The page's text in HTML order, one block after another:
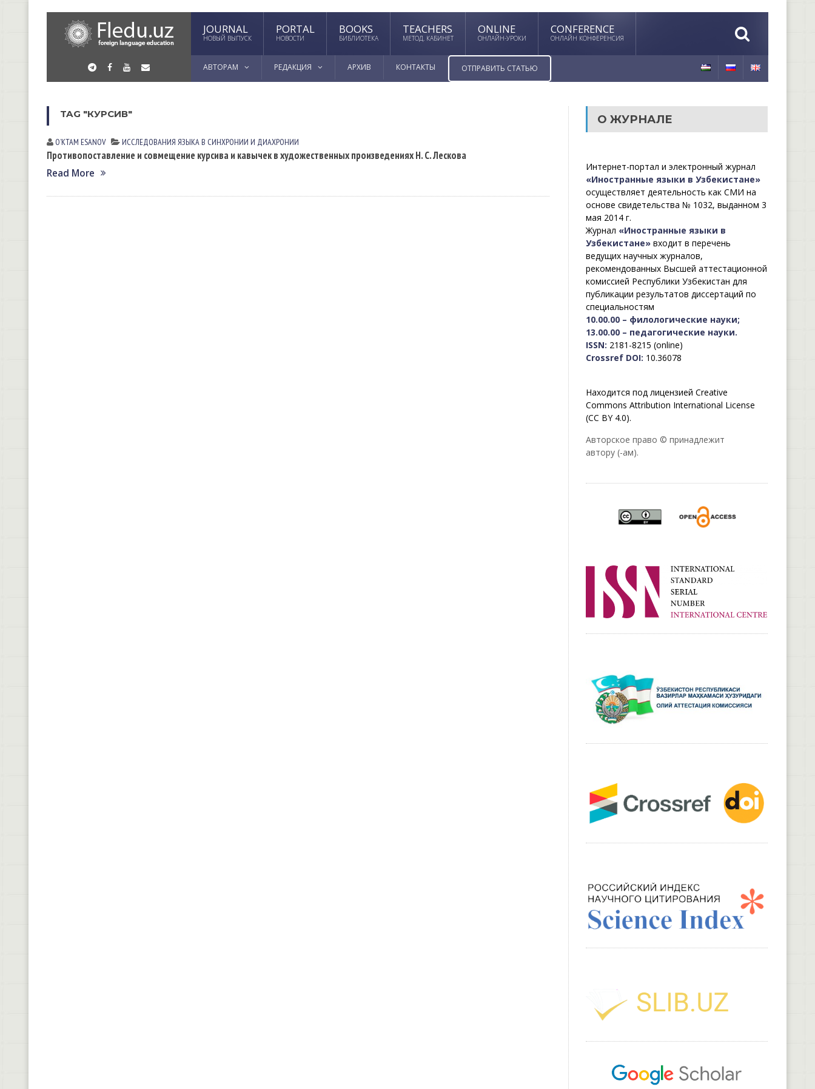
JOURNAL
НОВЫЙ ВЫПУСК
PORTAL
НОВОСТИ
BOOKS
БИБЛИОТЕКА
TEACHERS
МЕТОД. КАБИНЕТ
ONLINE
ОНЛАЙН-УРОКИ
CONFERENCE
ОНЛАЙН КОНФЕРЕНСИЯ
АВТОРАМ РЕДАКЦИЯ АРХИВ КОНТАКТЫ ОТПРАВИТЬ СТАТЬЮ
TAG "КУРСИВ"
OʼKTAM ESАNOV ИССЛЕДОВАНИЯ ЯЗЫКА В СИНХРОНИИ И ДИАХРОНИИ
Противопоставление и совмещение курсива и кавычек в художественных произведениях Н. С. Лескова
Read More
О ЖУРНАЛЕ
Интернет-портал и электронный журнал
«Иностранные языки в Узбекистане»
осуществляет деятельность как СМИ на
основе свидетельства № 1032, выданном 3
мая 2014 г.
Журнал «Иностранные языки в
Узбекистане»входит в перечень
ведущих научных журналов,
рекомендованных Высшей аттестационной
комиссией Республики Узбекистан для
публикации результатов диссертаций по
специальностям
10.00.00 – филологические науки;
13.00.00 – педагогические науки.
ISSN: 2181-8215 (online)
Crossref DOI: 10.36078
Находится под лицензией Creative
Commons Attribution International License
(CC BY 4.0).
Авторское право © принадлежит
автору (-ам).